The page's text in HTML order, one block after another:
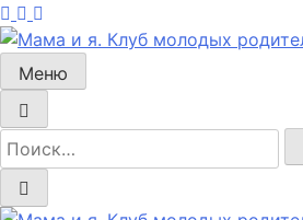
Перейти
к
содержимому
Мама и я. Клуб молодых родителей
Меню